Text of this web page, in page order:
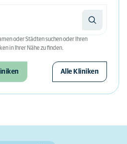
oder Städten suchen oder Ihren
in Ihrer Nähe zu finden.
Alle Kliniken